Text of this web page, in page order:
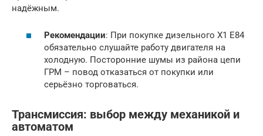
надёжным.
Рекомендации: При покупке дизельного X1 E84
обязательно слушайте работу двигателя на
холодную. Посторонние шумы из района цепи
ГРМ – повод отказаться от покупки или
серьёзно торговаться.
Трансмиссия: выбор между механикой и
автоматом